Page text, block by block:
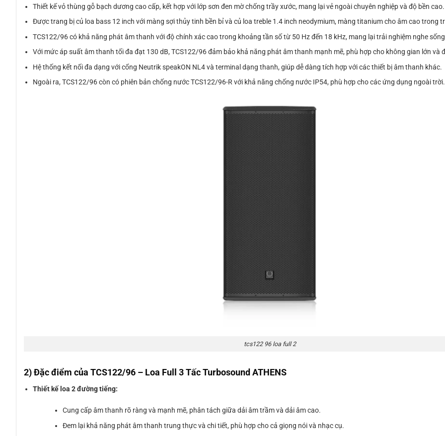
Thiết kế vỏ thùng gỗ bạch dương cao cấp, kết hợp với lớp sơn đen mờ chống trầy xước, mang lại vẻ ngoài chuyên nghiệp và độ bền cao.
Được trang bị củ loa bass 12 inch với màng sợi thủy tinh bền bỉ và củ loa treble 1.4 inch neodymium, màng titanium cho âm cao trong
TCS122/96 có khả năng phát âm thanh với độ chính xác cao trong khoảng tần số từ 50 Hz đến 18 kHz, mang lại trải nghiệm nghe
Với mức áp suất âm thanh tối đa đạt 130 dB, TCS122/96 đảm bảo khả năng phát âm thanh mạnh mẽ, phù hợp cho không gian lớn và
Hệ thống kết nối đa dạng với cổng Neutrik speakON NL4 và terminal dạng thanh, giúp dễ dàng tích hợp với các thiết bị âm thanh khác.
Ngoài ra, TCS122/96 còn có phiên bản chống nước TCS122/96-R với khả năng chống nước IP54, phù hợp cho các ứng dụng ngoài trời.
tcs122 96 loa full 2
2) Đặc điểm của TCS122/96 – Loa Full 3 Tấc Turbosound ATHENS
Thiết kế loa 2 đường tiếng:
Cung cấp âm thanh rõ ràng và mạnh mẽ, phân tách giữa dải âm trầm và dải âm cao.
Đem lại khả năng phát âm thanh trung thực và chi tiết, phù hợp cho cả giọng nói và nhạc cụ.